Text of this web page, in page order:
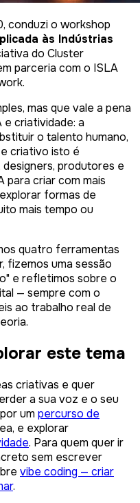
conduzi o workshop
às Indústrias
do Cluster
parceria com o ISLA
mas que vale a pena
criatividade: a
o talento humano,
criativo isto é
produtores e
para criar com mais
formas de
mais tempo ou
quatro ferramentas
fizemos uma sessão
e refletimos sobre o
— sempre com o
ao trabalho real de
este tema
criativas e quer
a sua voz e o seu
um percurso de
e explorar
. Para quem quer ir
sem escrever
vibe coding — criar
.